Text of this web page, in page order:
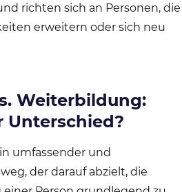
richten sich an Personen, die
erweitern oder sich neu
Weiterbildung:
Unterschied?
umfassender und
der darauf abzielt, die